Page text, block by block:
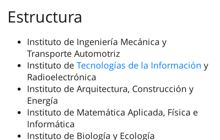
Estructura
Instituto de Ingeniería Mecánica y
Transporte Automotriz
Instituto de Tecnologías de la Información y
Radioelectrónica
Instituto de Arquitectura, Construcción y
Energía
Instituto de Matemática Aplicada, Física e
Informática
Instituto de Biología y Ecología